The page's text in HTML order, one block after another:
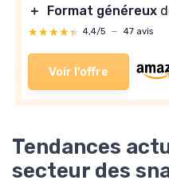
＋
Format généreux
★★★★★
★★★★★ 4,4/5 — 47 avis
Voir l'offre
Tendances
secteur des